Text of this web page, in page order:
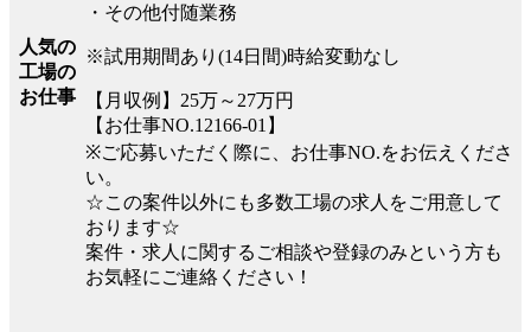
人気の
工場の
お仕事
・その他付随業務
※試用期間あり(14日間)時給変動なし
【月収例】25万～27万円
【お仕事NO.12166-01】
※ご応募いただく際に、お仕事NO.をお伝えくださ
い。
☆この案件以外にも多数工場の求人をご用意して
おります☆
案件・求人に関するご相談や登録のみという方も
お気軽にご連絡ください！